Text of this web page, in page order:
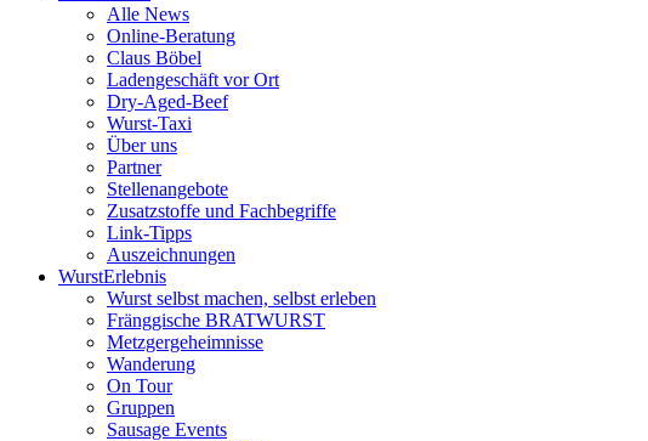
Alle News
Online-Beratung
Claus Böbel
Ladengeschäft vor Ort
Dry-Aged-Beef
Wurst-Taxi
Über uns
Partner
Stellenangebote
Zusatzstoffe und Fachbegriffe
Link-Tipps
Auszeichnungen
WurstErlebnis
Wurst selbst machen, selbst erleben
Fränggische BRATWURST
Metzgergeheimnisse
Wanderung
On Tour
Gruppen
Sausage Events